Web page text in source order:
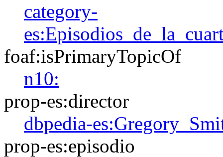
category-
foaf:isPrimaryTopicOf
n10:
prop-es:director
dbpedia-
prop-es:episodio